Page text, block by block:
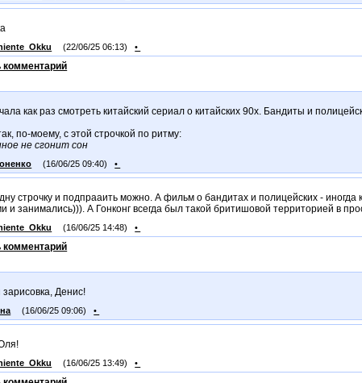
(22/06/25 06:13) •
комментарий
как раз смотреть китайский сериал о китайских 90х. Бандиты и
по-моему, с этой строчкой по ритму:
не сгонит сон
(16/06/25 09:40) •
строчку и подпрааить можно. А фильм о бандитах и полицейских - иногда
и занимались))). А Гонконг всегда был такой бритишовой территорией в
(16/06/25 14:48) •
комментарий
Денис!
(16/06/25 09:06) •
(16/06/25 13:49) •